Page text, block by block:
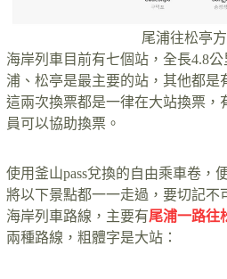
尾浦往松亭
海岸列車目前有七個站，全長4.8
浦、松亭是最主要的站，其他都是
這兩次換票都是一律在大站換票，
員可以協助換票。
使用釜山pass兌換的自由乘車卷，
將以下景點都一一走過，要切記不
海岸列車路線，主要有尾浦一路往
兩種路線，粗體字是大站：